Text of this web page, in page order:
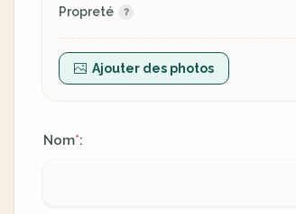
Propreté
Ajouter des photos
Nom*: